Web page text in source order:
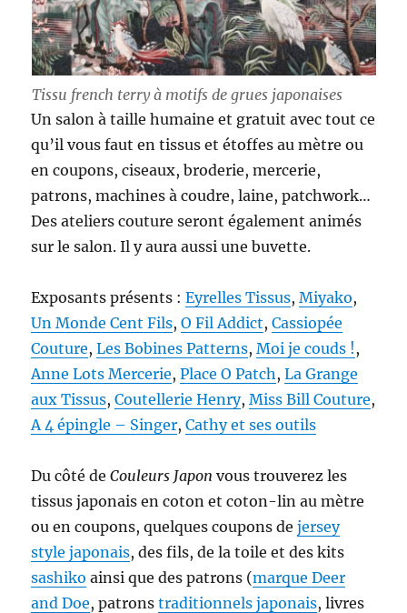
Tissu french terry à motifs de grues japonaises
Un salon à taille humaine et gratuit avec tout ce
qu’il vous faut en tissus et étoffes au mètre ou
en coupons, ciseaux, broderie, mercerie,
patrons, machines à coudre, laine, patchwork…
Des ateliers couture seront également animés
sur le salon. Il y aura aussi une buvette.
Exposants présents :Eyrelles Tissus,Miyako,
Un Monde Cent Fils,O Fil Addict,Cassiopée
Couture,Les Bobines Patterns,Moi je couds ! ,
Anne Lots Mercerie,Place O Patch ,La Grange
aux Tissus,Coutellerie Henry,Miss Bill Couture,
A 4 épingle – Singer,Cathy et ses outils
Du côté deCouleurs Japonvous trouverez les
tissus japonais en coton et coton-lin au mètre
ou en coupons, quelques coupons dejersey
style japonais, des fils, de la toile et des kits
sashiko ainsi que des patrons (marque Deer
and Doe, patronstraditionnels japonais, livres